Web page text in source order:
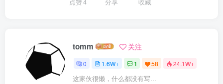
点赞4 分享 收藏
tomm 关注
0 1.6W+ 1 58 24.1W+
这家伙很懒，什么都没有写...